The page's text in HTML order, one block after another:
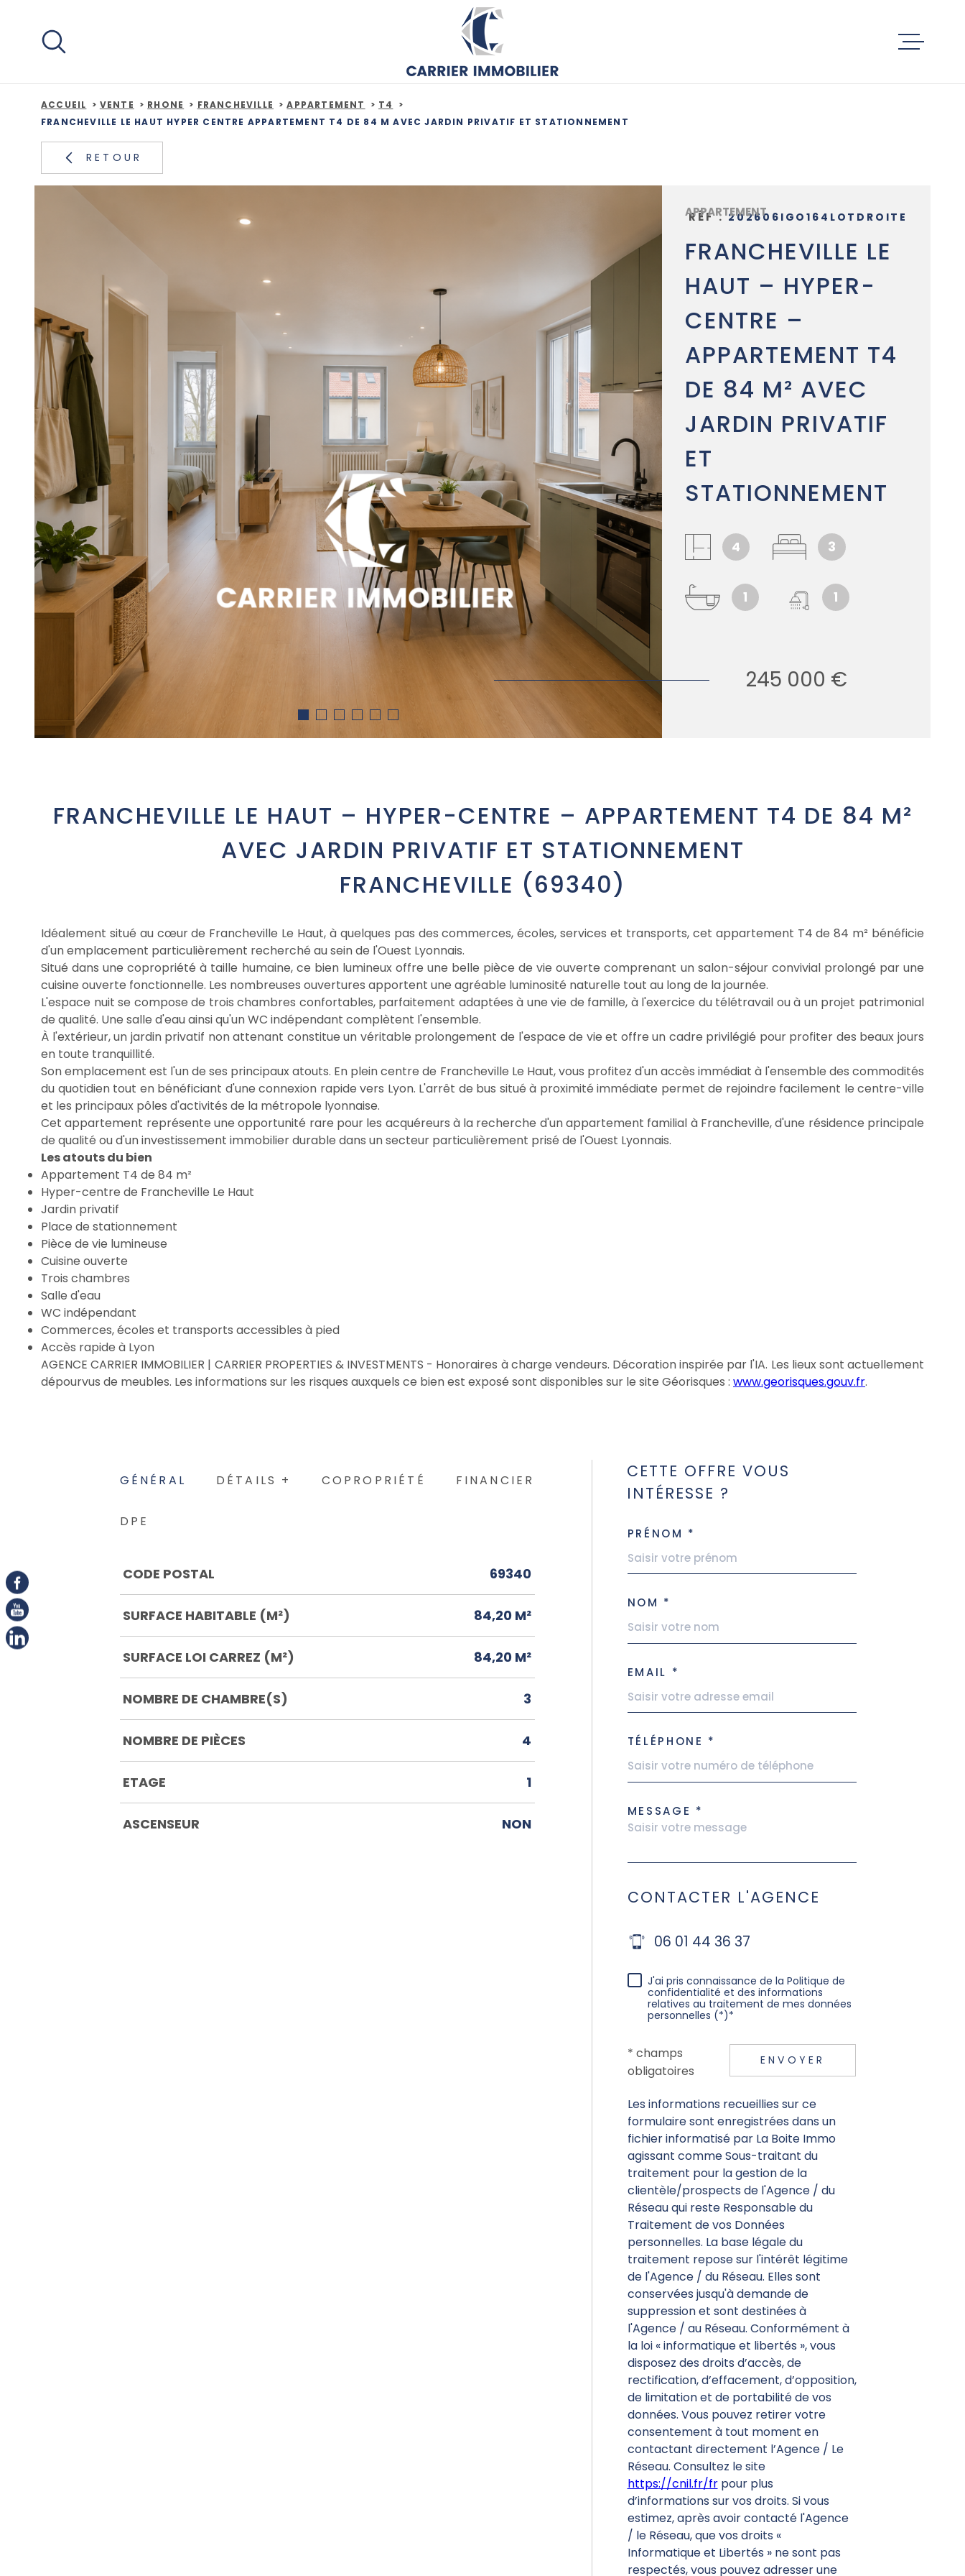
contenu
ACCUEIL
CONTACT
ACCUEIL VENTE RHONE FRANCHEVILLE APPARTEMENT
T4
FRANCHEVILLE LE HAUT HYPER CENTRE APPARTEMENT T4 DE 84 M AVEC JARDIN PRIVATIF ET STATIONNEMENT
RETOUR
RÉF :202606IGO164LOTDROITE
APPARTEMENT
FRANCHEVILLE LE
HAUT – HYPER-
CENTRE –
APPARTEMENT T4
DE 84 M² AVEC
JARDIN PRIVATIF
ET
STATIONNEMENT
4 3
1 1
245 000 €
FRANCHEVILLE LE HAUT – HYPER-CENTRE – APPARTEMENT T4 DE 84 M²
AVEC JARDIN PRIVATIF ET STATIONNEMENT
FRANCHEVILLE (69340)
Idéalement situé au cœur de Francheville Le Haut, à quelques pas des commerces, écoles, services et transports, cet appartement T4 de 84 m² bénéficie
d'un emplacement particulièrement recherché au sein de l'Ouest Lyonnais.
Situé dans une copropriété à taille humaine, ce bien lumineux offre une belle pièce de vie ouverte comprenant un salon-séjour convivial prolongé par une
cuisine ouverte fonctionnelle. Les nombreuses ouvertures apportent une agréable luminosité naturelle tout au long de la journée.
L'espace nuit se compose de trois chambres confortables, parfaitement adaptées à une vie de famille, à l'exercice du télétravail ou à un projet patrimonial
de qualité. Une salle d'eau ainsi qu'un WC indépendant complètent l'ensemble.
À l'extérieur, un jardin privatif non attenant constitue un véritable prolongement de l'espace de vie et offre un cadre privilégié pour profiter des beaux jours
en toute tranquillité.
Son emplacement est l'un de ses principaux atouts. En plein centre de Francheville Le Haut, vous profitez d'un accès immédiat à l'ensemble des commodités
du quotidien tout en bénéficiant d'une connexion rapide vers Lyon. L'arrêt de bus situé à proximité immédiate permet de rejoindre facilement le centre-ville
et les principaux pôles d'activités de la métropole lyonnaise.
Cet appartement représente une opportunité rare pour les acquéreurs à la recherche d'un appartement familial à Francheville, d'une résidence principale
de qualité ou d'un investissement immobilier durable dans un secteur particulièrement prisé de l'Ouest Lyonnais.
Les atouts du bien
Appartement T4 de 84 m²
Hyper-centre de Francheville Le Haut
Jardin privatif
Place de stationnement
Pièce de vie lumineuse
Cuisine ouverte
Trois chambres
Salle d'eau
WC indépendant
Commerces, écoles et transports accessibles à pied
Accès rapide à Lyon
AGENCE CARRIER IMMOBILIER | CARRIER PROPERTIES & INVESTMENTS - Honoraires à charge vendeurs. Décoration inspirée par l'IA. Les lieux sont actuellement
dépourvus de meubles. Les informations sur les risques auxquels ce bien est exposé sont disponibles sur le site Géorisques : www.georisques.gouv.fr.
GÉNÉRAL DÉTAILS + COPROPRIÉTÉ FINANCIER
DPE
Caractérisque Valeurs
CODE POSTAL 69340
SURFACE HABITABLE (M²) 84,20 M²
SURFACE LOI CARREZ (M²) 84,20 M²
NOMBRE DE CHAMBRE(S) 3
NOMBRE DE PIÈCES 4
ETAGE 1
ASCENSEUR NON
CETTE OFFRE VOUS
INTÉRESSE ?
PRÉNOM *
NOM *
EMAIL *
TÉLÉPHONE *
MESSAGE *
CONTACTER L'AGENCE
06 01 44 36 37
J'ai pris connaissance de la Politique de
confidentialité et des informations
relatives au traitement de mes données
personnelles (*)*
* champs
obligatoires
ENVOYER
Les informations recueillies sur ce
formulaire sont enregistrées dans un
fichier informatisé par La Boite Immo
agissant comme Sous-traitant du
traitement pour la gestion de la
clientèle/prospects de l'Agence / du
Réseau qui reste Responsable du
Traitement de vos Données
personnelles. La base légale du
traitement repose sur l'intérêt légitime
de l'Agence / du Réseau. Elles sont
conservées jusqu'à demande de
suppression et sont destinées à
l'Agence / au Réseau. Conformément à
la loi « informatique et libertés », vous
disposez des droits d’accès, de
rectification, d’effacement, d’opposition,
de limitation et de portabilité de vos
données. Vous pouvez retirer votre
consentement à tout moment en
contactant directement l’Agence / Le
Réseau. Consultez le site
https://cnil.fr/frpour plus
d’informations sur vos droits. Si vous
estimez, après avoir contacté l'Agence
/ le Réseau, que vos droits «
Informatique et Libertés » ne sont pas
respectés, vous pouvez adresser une